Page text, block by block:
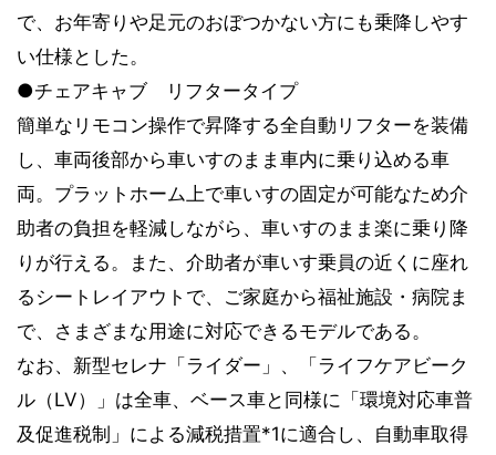
で、お年寄りや足元のおぼつかない方にも乗降しやす
い仕様とした。
●チェアキャブ リフタータイプ
簡単なリモコン操作で昇降する全自動リフターを装備
し、車両後部から車いすのまま車内に乗り込める車
両。プラットホーム上で車いすの固定が可能なため介
助者の負担を軽減しながら、車いすのまま楽に乗り降
りが行える。また、介助者が車いす乗員の近くに座れ
るシートレイアウトで、ご家庭から福祉施設・病院ま
で、さまざまな用途に対応できるモデルである。
なお、新型セレナ「ライダー」、「ライフケアビーク
ル（LV）」は全車、ベース車と同様に「環境対応車普
及促進税制」による減税措置*1に適合し、自動車取得